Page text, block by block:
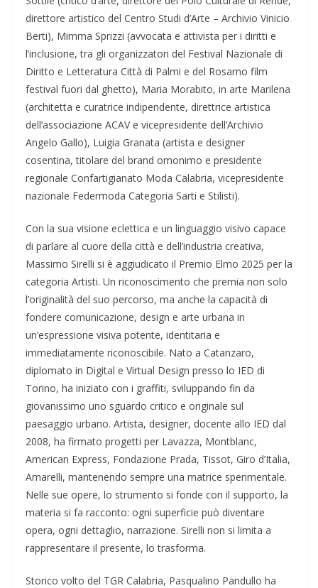
direttore artistico del Centro Studi d’Arte – Archivio Vinicio
Berti), Mimma Sprizzi (avvocata e attivista per i diritti e
l’inclusione, tra gli organizzatori del Festival Nazionale di
Diritto e Letteratura Città di Palmi e del Rosarno film
festival fuori dal ghetto), Maria Morabito, in arte Marilena
(architetta e curatrice indipendente, direttrice artistica
dell’associazione ACAV e vicepresidente dell’Archivio
Angelo Gallo), Luigia Granata (artista e designer
cosentina, titolare del brand omonimo e presidente
regionale Confartigianato Moda Calabria, vicepresidente
nazionale Federmoda Categoria Sarti e Stilisti).
Con la sua visione eclettica e un linguaggio visivo capace
di parlare al cuore della città e dell’industria creativa,
Massimo Sirelli si è aggiudicato il Premio Elmo 2025 per la
categoria Artisti. Un riconoscimento che premia non solo
l’originalità del suo percorso, ma anche la capacità di
fondere comunicazione, design e arte urbana in
un’espressione visiva potente, identitaria e
immediatamente riconoscibile. Nato a Catanzaro,
diplomato in Digital e Virtual Design presso lo IED di
Torino, ha iniziato con i graffiti, sviluppando fin da
giovanissimo uno sguardo critico e originale sul
paesaggio urbano. Artista, designer, docente allo IED dal
2008, ha firmato progetti per Lavazza, Montblanc,
American Express, Fondazione Prada, Tissot, Giro d’Italia,
Amarelli, mantenendo sempre una matrice sperimentale.
Nelle sue opere, lo strumento si fonde con il supporto, la
materia si fa racconto: ogni superficie può diventare
opera, ogni dettaglio, narrazione. Sirelli non si limita a
rappresentare il presente, lo trasforma.
Storico volto del TGR Calabria, Pasqualino Pandullo ha